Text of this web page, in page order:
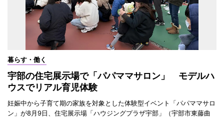
暮らす・働く
宇部の住宅展示場で「パパママサロン」 モデルハ
ウスでリアル育児体験
妊娠中から子育て期の家族を対象とした体験型イベント「パパママサロ
ン」が8月9日、住宅展示場「ハウジングプラザ宇部」（宇部市東藤曲